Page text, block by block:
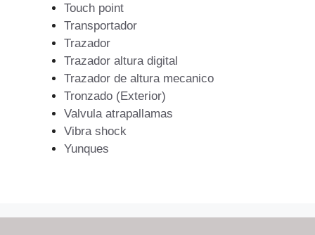
Touch point
Transportador
Trazador
Trazador altura digital
Trazador de altura mecanico
Tronzado (Exterior)
Valvula atrapallamas
Vibra shock
Yunques